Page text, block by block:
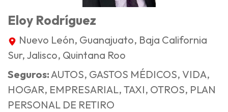
Eloy Rodríguez
Nuevo León, Guanajuato, Baja California
Sur, Jalisco, Quintana Roo
Seguros:AUTOS, GASTOS MÉDICOS, VIDA,
HOGAR, EMPRESARIAL, TAXI, OTROS, PLAN
PERSONAL DE RETIRO